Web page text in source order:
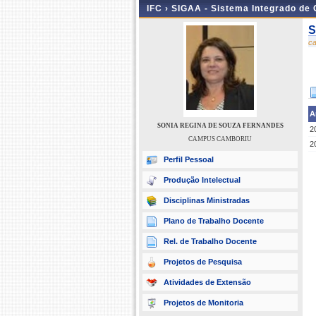
IFC › SIGAA - Sistema Integrado
SONIA REGINA DE SOUZA FERNANDES
CAMPUS CAMBORIU
Perfil Pessoal
Produção Intelectual
Disciplinas Ministradas
Plano de Trabalho Docente
Rel. de Trabalho Docente
Projetos de Pesquisa
Atividades de Extensão
Projetos de Monitoria